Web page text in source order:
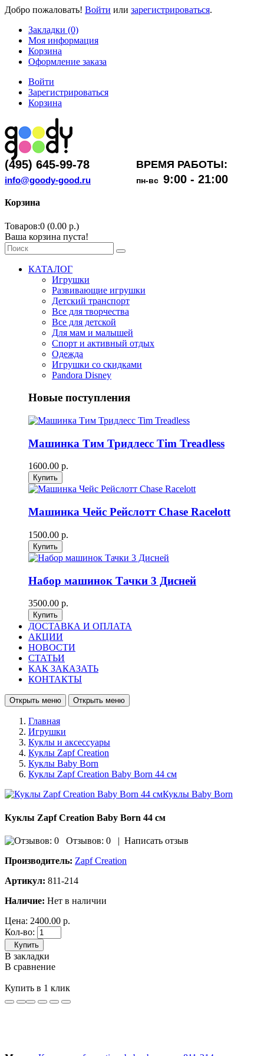
Добро пожаловать! Войти или зарегистрироваться.
Закладки (0)
Моя информация
Корзина
Оформление заказа
Войти
Зарегистрироваться
Корзина
(495) 645-99-78 ВРЕМЯ РАБОТЫ:
info@goody-good.ru пн-вс 9:00 - 21:00
Корзина
Товаров:0 (0.00 р.)
Ваша корзина пуста!
КАТАЛОГ
Игрушки
Развивающие игрушки
Детский транспорт
Все для творчества
Все для детской
Для мам и малышей
Спорт и активный отдых
Одежда
Игрушки со скидками
Pandora Disney
Новые поступления
Машинка Тим Тридлесс Tim Treadless
1600.00 р.
Машинка Чейс Рейслотт Chase Racelott
1500.00 р.
Набор машинок Тачки 3 Дисней
3500.00 р.
ДОСТАВКА И ОПЛАТА
АКЦИИ
НОВОСТИ
СТАТЬИ
КАК ЗАКАЗАТЬ
КОНТАКТЫ
Открыть меню Открыть меню
Главная
Игрушки
Куклы и аксессуары
Куклы Zapf Creation
Куклы Baby Born
Куклы Zapf Creation Baby Born 44 см
Куклы Zapf Creation Baby Born 44 см
Отзывов: 0 | Написать отзыв
Производитель: Zapf Creation
Артикул: 811-214
Наличие: Нет в наличии
Цена: 2400.00 р.
Кол-во:
Купить
В закладки
В сравнение
Купить в 1 клик